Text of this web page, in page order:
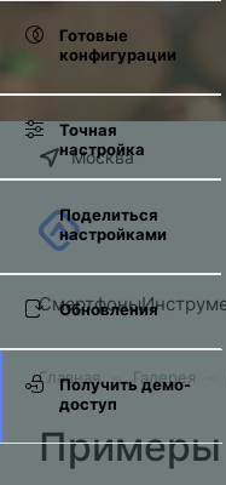
Москва
Смартфоны
Главная – Галерея
Примеры
Готовые
конфигурации
Точная
настройка
Поделиться
настройками
Обновления
Получить демо-
доступ